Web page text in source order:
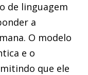
de linguagem
a
O modelo
e o
que ele